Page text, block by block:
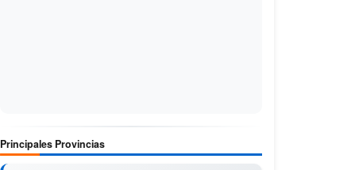
Principales Provincias